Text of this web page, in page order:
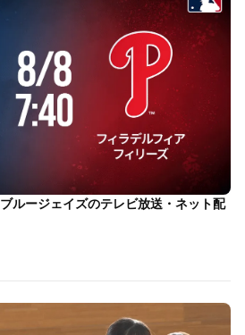
ルージェイズのテレビ放送・ネット配